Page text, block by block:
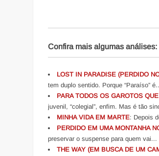
Confira mais algumas análises:
LOST IN PARADISE (PERDIDO
tem duplo sentido. Porque “Paraíso”
PARA TODOS OS GAROTOS
juvenil, “colegial”, enfim. Mas é tão
MINHA VIDA EM MARTE: Depois
PERDIDO EM UMA MONTANHA
preservar o suspense para quem vai...
THE WAY (EM BUSCA DE UM